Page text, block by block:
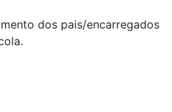
dos pais/encarregados